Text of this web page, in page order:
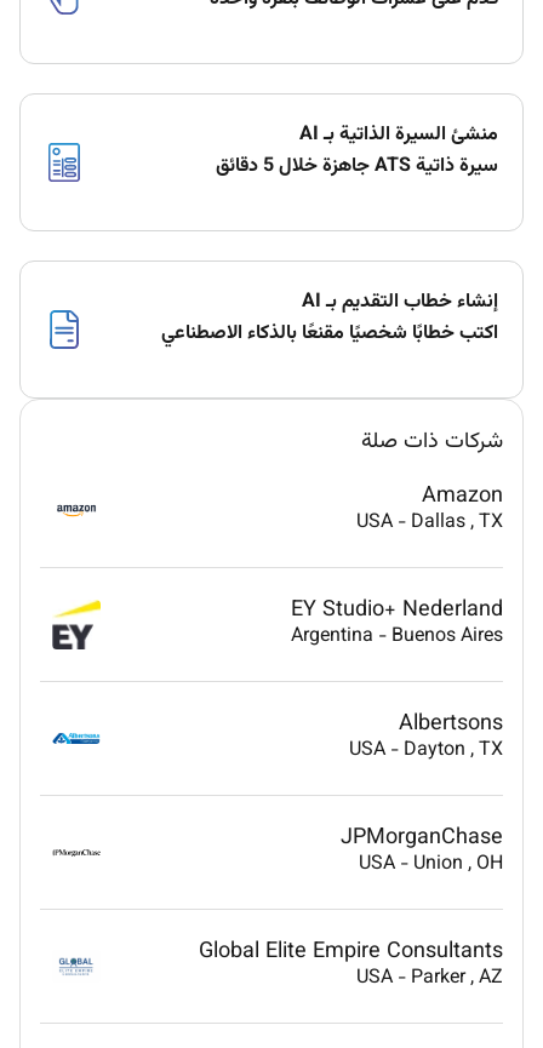
منشئ السيرة الذاتية بـ AI
سيرة ذاتية ATS جاهزة خلال 5 دقائق
إنشاء خطاب التقديم بـ AI
اكتب خطابًا شخصيًا مقنعًا بالذكاء الاصطناعي
شركات ذات صلة
Amazon
USA - Dallas, TX
EY Studio+ Nederland
Argentina - Buenos Aires
Albertsons
USA - Dayton , TX
JPMorganChase
USA - Union , OH
Global Elite Empire Consultants
USA - Parker, AZ